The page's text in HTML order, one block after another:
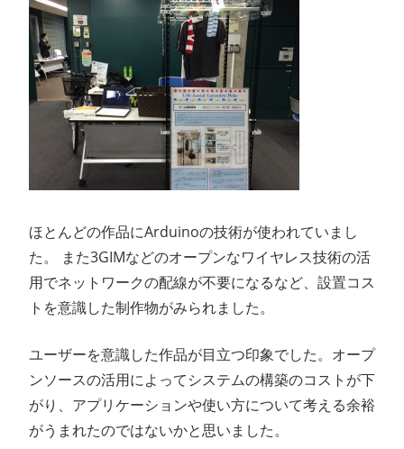
ほとんどの作品にArduinoの技術が使われていまし
た。 また3GIMなどのオープンなワイヤレス技術の活
用でネットワークの配線が不要になるなど、設置コス
トを意識した制作物がみられました。
ユーザーを意識した作品が目立つ印象でした。オープ
ンソースの活用によってシステムの構築のコストが下
がり、アプリケーションや使い方について考える余裕
がうまれたのではないかと思いました。